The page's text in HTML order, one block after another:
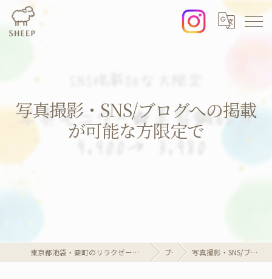
写真撮影・SNS/ブログへの掲載
が可能な方限定で
東京都池袋・要町のリラクゼーションならリラクゼーションマッサージサロンSheep ブログ 写真撮影・SNS/ブログへの掲載が可能な方限定で